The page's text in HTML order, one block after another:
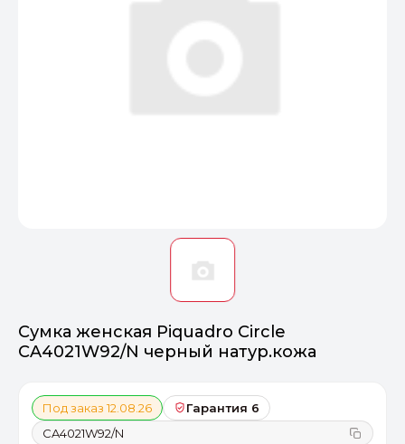
Сумка женская Piquadro Circle
CA4021W92/N черный натур.кожа
Под заказ 12.08.26
Гарантия 6
CA4021W92/N